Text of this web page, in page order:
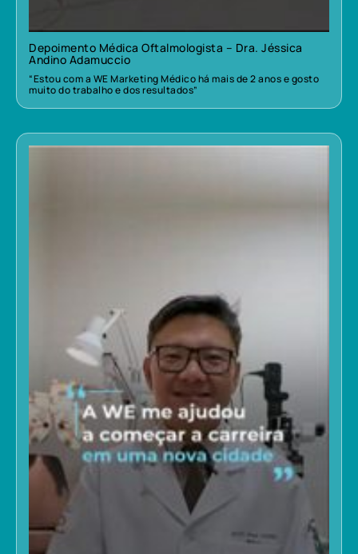
Depoimento Médica Oftalmologista – Dra. Jéssica
Andino Adamuccio
“Estou com a WE Marketing Médico há mais de 2 anos e gosto
muito do trabalho e dos resultados”